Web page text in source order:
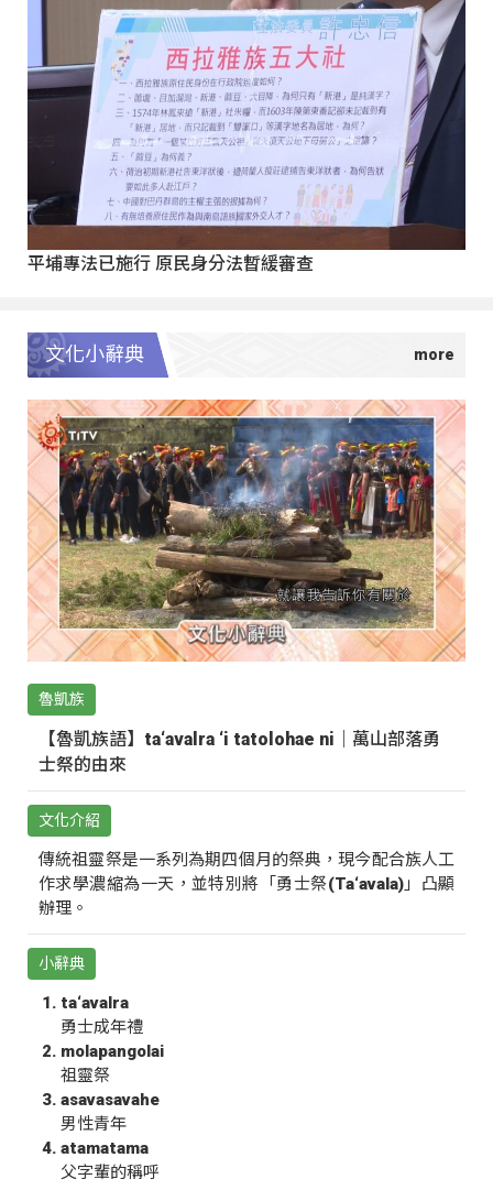
平埔專法已施行 原民身分法暫緩審查
文化小辭典
魯凱族
【魯凱族語】ta‘avalra ‘i tatolohae ni｜萬山部落勇
士祭的由來
文化介紹
傳統祖靈祭是一系列為期四個月的祭典，現今配合族人工
作求學濃縮為一天，並特別將「勇士祭(Ta‘avala)」凸顯
辦理。
小辭典
ta‘avalra
勇士成年禮
molapangolai
祖靈祭
asavasavahe
男性青年
atamatama
父字輩的稱呼